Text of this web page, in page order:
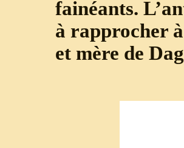
fainéants.
à rapprocher
et mère de